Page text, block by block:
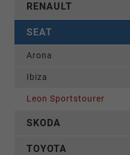
RENAULT
SEAT
Arona
Ibiza
Leon Sportstourer
SKODA
TOYOTA